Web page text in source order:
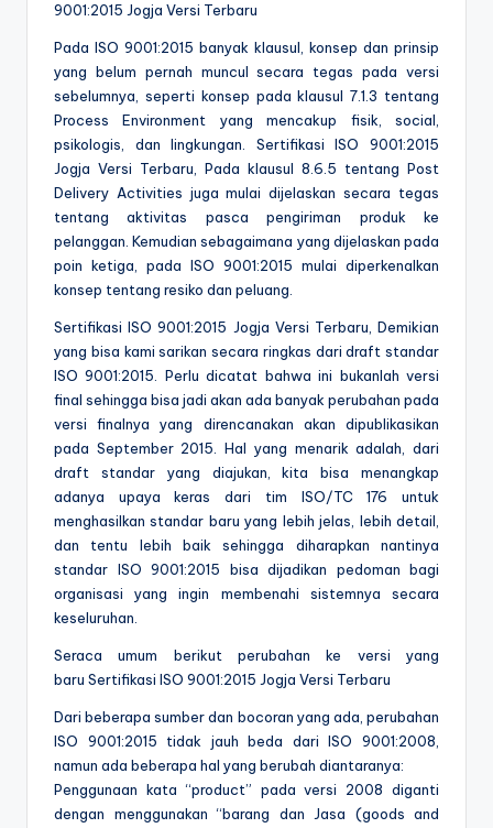
9001:2015 Jogja Versi Terbaru
Pada ISO 9001:2015 banyak klausul, konsep dan prinsip
yang belum pernah muncul secara tegas pada versi
sebelumnya, seperti konsep pada klausul 7.1.3 tentang
Process Environment yang mencakup fisik, social,
psikologis, dan lingkungan. Sertifikasi ISO 9001:2015
Jogja Versi Terbaru, Pada klausul 8.6.5 tentang Post
Delivery Activities juga mulai dijelaskan secara tegas
tentang aktivitas pasca pengiriman produk ke
pelanggan. Kemudian sebagaimana yang dijelaskan pada
poin ketiga, pada ISO 9001:2015 mulai diperkenalkan
konsep tentang resiko dan peluang.
Sertifikasi ISO 9001:2015 Jogja Versi Terbaru, Demikian
yang bisa kami sarikan secara ringkas dari draft standar
ISO 9001:2015. Perlu dicatat bahwa ini bukanlah versi
final sehingga bisa jadi akan ada banyak perubahan pada
versi finalnya yang direncanakan akan dipublikasikan
pada September 2015. Hal yang menarik adalah, dari
draft standar yang diajukan, kita bisa menangkap
adanya upaya keras dari tim ISO/TC 176 untuk
menghasilkan standar baru yang lebih jelas, lebih detail,
dan tentu lebih baik sehingga diharapkan nantinya
standar ISO 9001:2015 bisa dijadikan pedoman bagi
organisasi yang ingin membenahi sistemnya secara
keseluruhan.
Seraca umum berikut perubahan ke versi yang
baru Sertifikasi ISO 9001:2015 Jogja Versi Terbaru
Dari beberapa sumber dan bocoran yang ada, perubahan
ISO 9001:2015 tidak jauh beda dari ISO 9001:2008,
namun ada beberapa hal yang berubah diantaranya:
Penggunaan kata “product” pada versi 2008 diganti
dengan menggunakan “barang dan Jasa (goods and